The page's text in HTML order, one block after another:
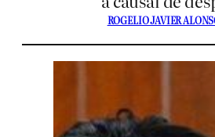
ROGELIO JAVIER